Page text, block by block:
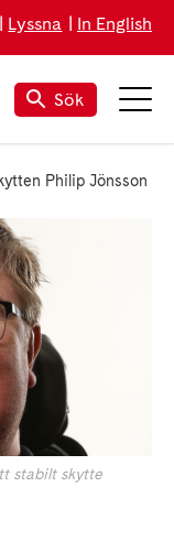
Lyssna In English
Sök
Philip Jönsson
stabilt skytte